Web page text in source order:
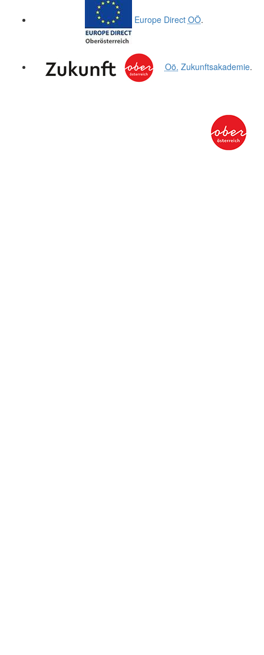
Europe Direct OÖ.
Oö. Zukunftsakademie.